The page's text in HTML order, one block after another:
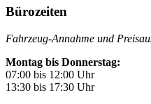
Bürozeiten
Fahrzeug-Annahme und
Montag bis Donnerstag:
07:00 bis 12:00 Uhr
13:30 bis 17:30 Uhr